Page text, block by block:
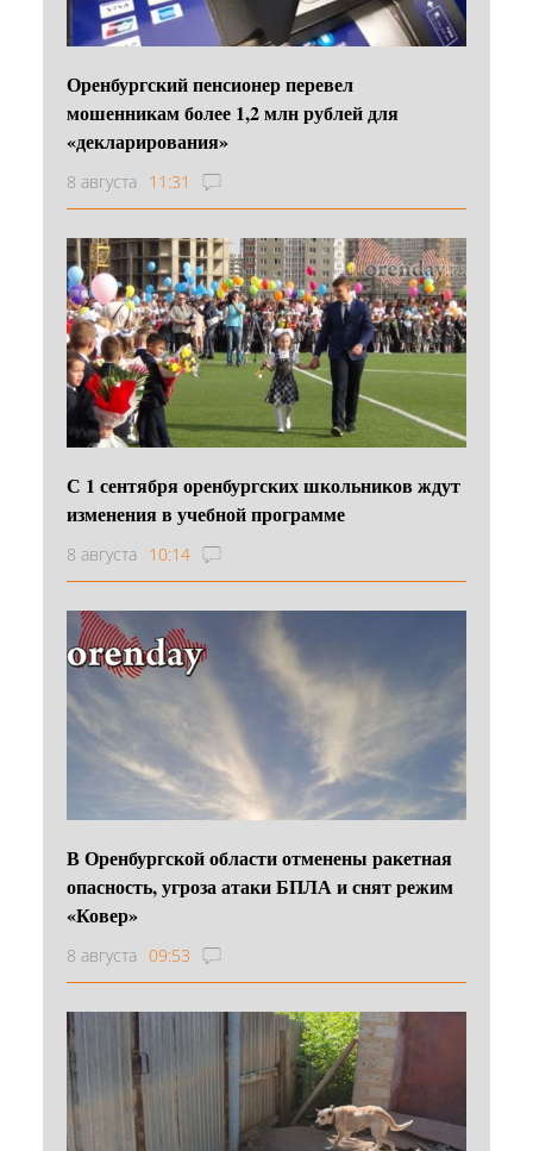
Оренбургский пенсионер перевел
мошенникам более 1,2 млн рублей для
«декларирования»
8 августа 11:31
С 1 сентября оренбургских школьников ждут
изменения в учебной программе
8 августа 10:14
В Оренбургской области отменены ракетная
опасность, угроза атаки БПЛА и снят режим
«Ковер»
8 августа 09:53